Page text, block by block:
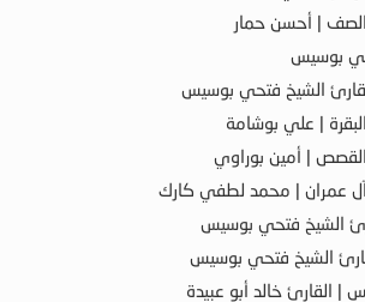
| أحسن حمار
بوسيس
الشيخ فتحي بوسيس
| علي بوشامة
| أمين بوراوي
عمران | محمد لطفي كارك
الشيخ فتحي بوسيس
الشيخ فتحي بوسيس
| القارئ خالد أبو عبيدة